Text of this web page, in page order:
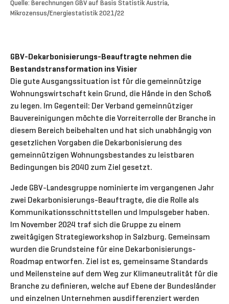
Quelle: Berechnungen GBV auf Basis Statistik Austria,
Mikrozensus/Energiestatistik 2021/22
GBV-Dekarbonisierungs-Beauftragte nehmen die
Bestandstransformation ins Visier
Die gute Ausgangssituation ist für die gemeinnützige
Wohnungswirtschaft kein Grund, die Hände in den Schoß
zu legen. Im Gegenteil: Der Verband gemeinnütziger
Bauvereinigungen möchte die Vorreiterrolle der Branche in
diesem Bereich beibehalten und hat sich unabhängig von
gesetzlichen Vorgaben die Dekarbonisierung des
gemeinnützigen Wohnungsbestandes zu leistbaren
Bedingungen bis 2040 zum Ziel gesetzt.
Jede GBV-Landesgruppe nominierte im vergangenen Jahr
zwei Dekarbonisierungs-Beauftragte, die die Rolle als
Kommunikationsschnittstellen und Impulsgeber haben.
Im November 2024 traf sich die Gruppe zu einem
zweitägigen Strategieworkshop in Salzburg. Gemeinsam
wurden die Grundsteine für eine Dekarbonisierungs-
Roadmap entworfen. Ziel ist es, gemeinsame Standards
und Meilensteine auf dem Weg zur Klimaneutralität für die
Branche zu definieren, welche auf Ebene der Bundesländer
und einzelnen Unternehmen ausdifferenziert werden